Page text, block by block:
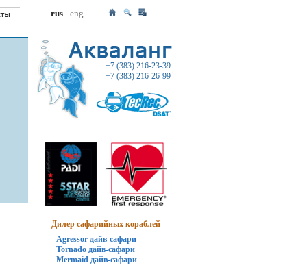
rus eng
+7 (383) 216-23-39
+7 (383) 216-26-99
Дилер сафарийных кораблей
Agressor дайв-сафари
Tornado дайв-сафари
Mermaid дайв-сафари